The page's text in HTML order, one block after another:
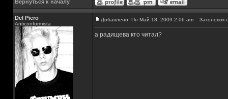
Вернуться к началу
Del Piero
Аnticonformista
Добавлено: Пн Май 18, 2009 2:06 am Заголовок
а радищева кто читал?